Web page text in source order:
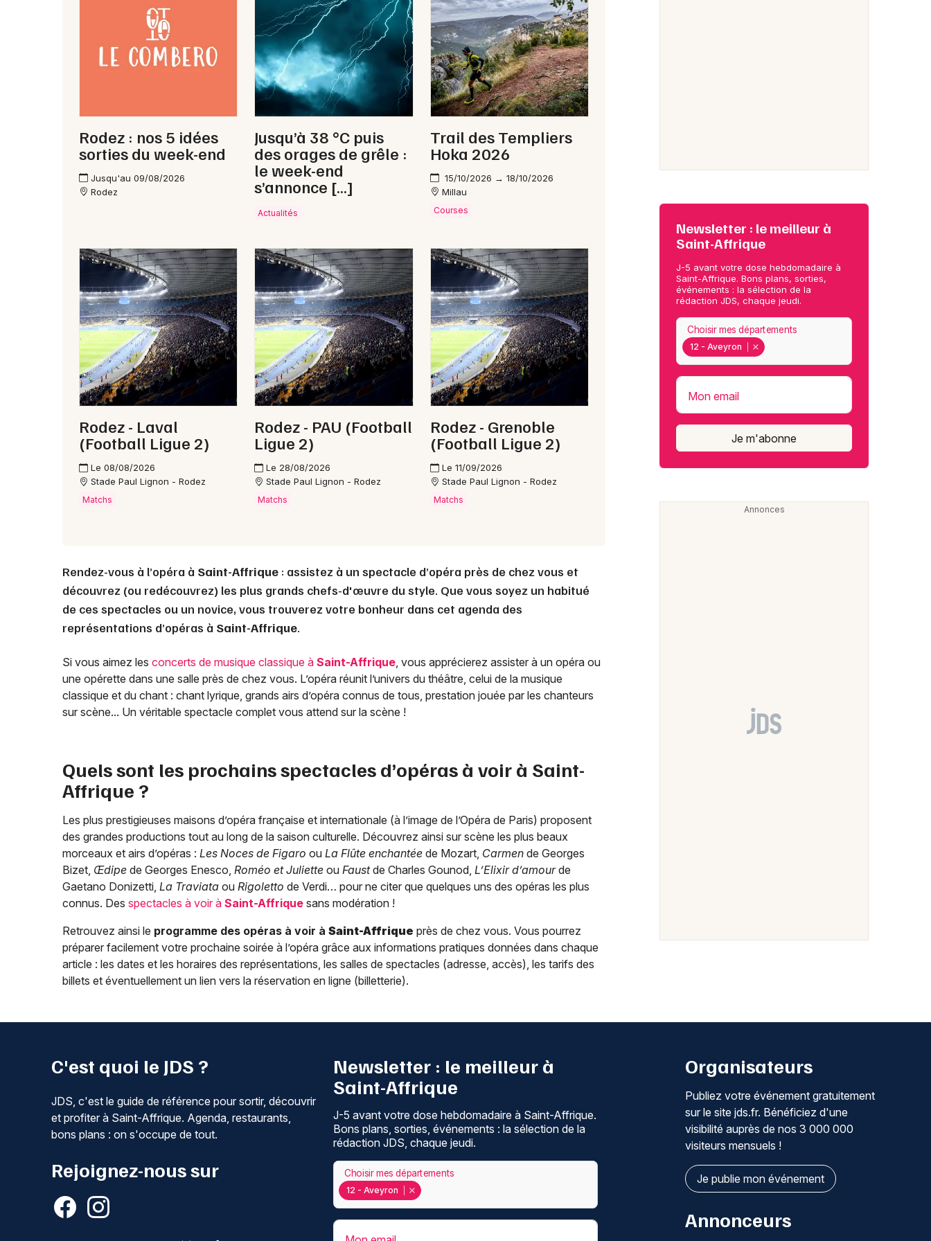
Newsletter des sorties
Artistes en tournée
Actus à Saint-Affrique
Magazine à Saint-Affrique
12 - Aveyron
Choisir mes départements
Mon email
Je m'abonne
Rodez : nos 5 idées
sorties du week-end
Jusqu'au 09/08/2026
Rodez
Jusqu’à 38 °C puis
des orages de grêle :
le week-end
s’annonce […]
Actualités
Trail des Templiers
Hoka 2026
15/10/2026 → 18/10/2026
Millau
Courses
Rodez - Laval
(Football Ligue 2)
Le 08/08/2026
Stade Paul Lignon - Rodez
Matchs
Rodez - PAU (Football
Ligue 2)
Le 28/08/2026
Stade Paul Lignon - Rodez
Matchs
Rodez - Grenoble
(Football Ligue 2)
Le 11/09/2026
Stade Paul Lignon - Rodez
Matchs
Rendez-vous à l’opéra à Saint-Affrique : assistez à un spectacle d’opéra près de chez vous et
découvrez (ou redécouvrez) les plus grands chefs-d'œuvre du style. Que vous soyez un habitué
de ces spectacles ou un novice, vous trouverez votre bonheur dans cet agenda des
représentations d’opéras à Saint-Affrique.
Si vous aimez les concerts de musique classique à Saint-Affrique, vous apprécierez assister à un opéra ou
une opérette dans une salle près de chez vous. L’opéra réunit l’univers du théâtre, celui de la musique
classique et du chant : chant lyrique, grands airs d’opéra connus de tous, prestation jouée par les chanteurs
sur scène... Un véritable spectacle complet vous attend sur la scène !
Quels sont les prochains spectacles d’opéras à voir à Saint-
Affrique ?
Les plus prestigieuses maisons d’opéra française et internationale (à l’image de l’Opéra de Paris) proposent
des grandes productions tout au long de la saison culturelle. Découvrez ainsi sur scène les plus beaux
morceaux et airs d’opéras : Les Noces de Figaro ou La Flûte enchantée de Mozart, Carmen de Georges
Bizet, Œdipe de Georges Enesco, Roméo et Juliette ou Faustde Charles Gounod, L’Elixir d’amourde
Gaetano Donizetti, La Traviata ou Rigoletto de Verdi… pour ne citer que quelques uns des opéras les plus
connus. Des spectacles à voir à Saint-Affrique sans modération !
Retrouvez ainsi le programme des opéras à voir à Saint-Affrique près de chez vous. Vous pourrez
préparer facilement votre prochaine soirée à l’opéra grâce aux informations pratiques données dans chaque
article : les dates et les horaires des représentations, les salles de spectacles (adresse, accès), les tarifs des
billets et éventuellement un lien vers la réservation en ligne (billetterie).
Newsletter : le meilleur à
Saint-Affrique
J-5 avant votre dose hebdomadaire à
Saint-Affrique. Bons plans, sorties,
événements : la sélection de la
rédaction JDS, chaque jeudi.
12 - Aveyron
Choisir mes départements
Mon email
Je m'abonne
C'est quoi le JDS ?
JDS, c'est le guide de référence pour sortir, découvrir
et profiter à Saint-Affrique. Agenda, restaurants,
bons plans : on s'occupe de tout.
Rejoignez-nous sur
Newsletter : le meilleur à
Saint-Affrique
J-5 avant votre dose hebdomadaire à Saint-Affrique.
Bons plans, sorties, événements : la sélection de la
rédaction JDS, chaque jeudi.
12 - Aveyron
Choisir mes départements
Organisateurs
Publiez votre événement gratuitement
sur le site jds.fr. Bénéficiez d'une
visibilité auprès de nos 3 000 000
visiteurs mensuels !
Je publie mon événement
Annonceurs